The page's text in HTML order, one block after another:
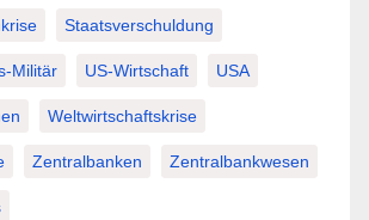
Staatsverschuldung
Militär US-Wirtschaft USA
Weltwirtschaftskrise
Zentralbanken Zentralbankwesen